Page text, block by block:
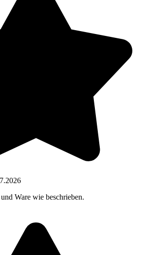
Ware wie beschrieben.